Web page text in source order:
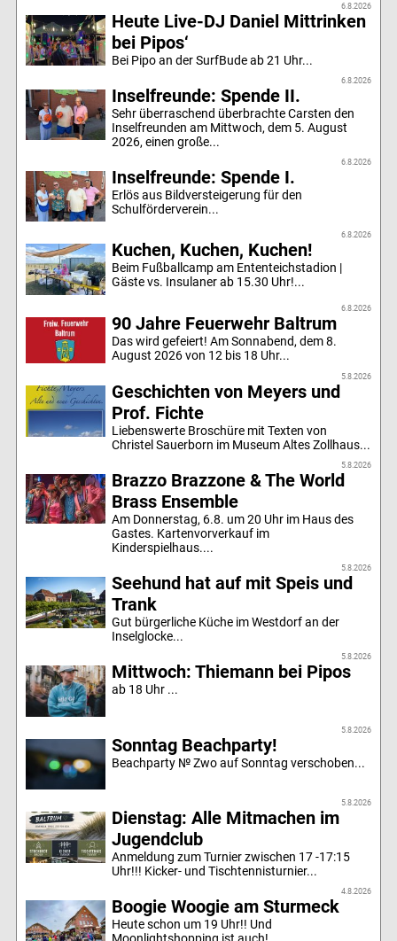
6.8.2026
Heute Live-DJ Daniel Mittrinken
bei Pipos‘
Bei Pipo an der SurfBude ab 21 Uhr...
6.8.2026
Inselfreunde: Spende II.
Sehr überraschend überbrachte Carsten den
Inselfreunden am Mittwoch, dem 5. August
2026, einen große...
6.8.2026
Inselfreunde: Spende I.
Erlös aus Bildversteigerung für den
Schulförderverein...
6.8.2026
Kuchen, Kuchen, Kuchen!
Beim Fußballcamp am Ententeichstadion |
Gäste vs. Insulaner ab 15.30 Uhr!...
6.8.2026
90 Jahre Feuerwehr Baltrum
Das wird gefeiert! Am Sonnabend, dem 8.
August 2026 von 12 bis 18 Uhr...
5.8.2026
Geschichten von Meyers und
Prof. Fichte
Liebenswerte Broschüre mit Texten von
Christel Sauerborn im Museum Altes Zollhaus...
5.8.2026
Brazzo Brazzone & The World
Brass Ensemble
Am Donnerstag, 6.8. um 20 Uhr im Haus des
Gastes. Kartenvorverkauf im
Kinderspielhaus....
5.8.2026
Seehund hat auf mit Speis und
Trank
Gut bürgerliche Küche im Westdorf an der
Inselglocke...
5.8.2026
Mittwoch: Thiemann bei Pipos
ab 18 Uhr ...
5.8.2026
Sonntag Beachparty!
Beachparty № Zwo auf Sonntag verschoben...
5.8.2026
Dienstag: Alle Mitmachen im
Jugendclub
Anmeldung zum Turnier zwischen 17 -17:15
Uhr!!! Kicker- und Tischtennisturnier...
4.8.2026
Boogie Woogie am Sturmeck
Heute schon um 19 Uhr!! Und